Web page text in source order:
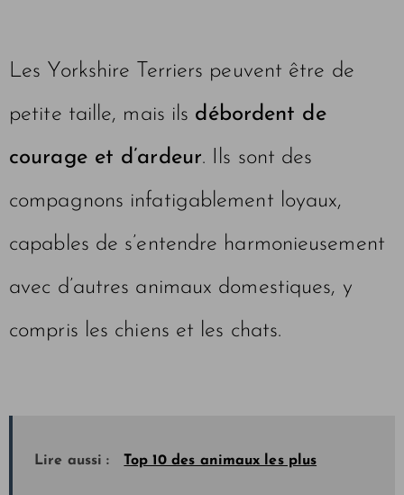
Les Yorkshire Terriers peuvent être de
petite taille, mais ils débordent de
courage et d’ardeur. Ils sont des
compagnons infatigablement loyaux,
capables de s’entendre harmonieusement
avec d’autres animaux domestiques, y
compris les chiens et les chats.
Lire aussi : Top 10 des animaux les plus